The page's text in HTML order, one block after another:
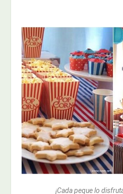
¡Cada peque lo